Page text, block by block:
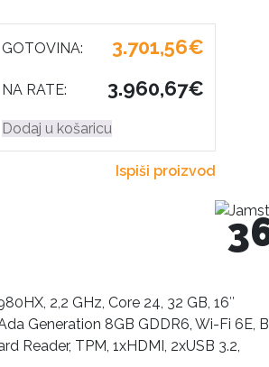
GOTOVINA: 3.701,56€
NA RATE: 3.960,67€
Dodaj u košaricu
Ispiši proizvod
2,2 GHz, Core 24, 32 GB, 16″
Generation 8GB GDDR6, Wi-Fi 6E,
Reader, TPM, 1xHDMI, 2xUSB 3.2,